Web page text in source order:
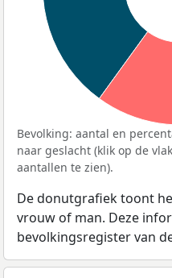
Bevolking: aantal en
naar geslacht (klik op de
aantallen te zien).
De donutgrafiek toont
vrouw of man. Deze
bevolkingsregister van